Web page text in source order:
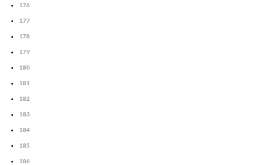
176
177
178
179
180
181
182
183
184
185
186